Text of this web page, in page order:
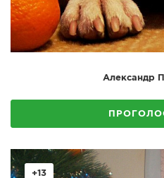
Александр
+13